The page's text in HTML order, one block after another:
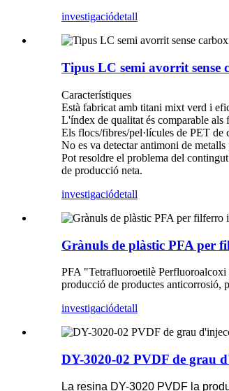
investigaciódetall
Tipus LC semi avorrit
Característiques
Està fabricat amb titani mixt verd i
L'índex de qualitat és comparable
Els flocs/fibres/pel·lícules de PET
No es va detectar antimoni de
Pot resoldre el problema del
de producció neta.
investigaciódetall
Grànuls de plàstic PFA per
PFA "Tetrafluoroetilè Perfluoroalcoxi
producció de productes anticorrosió,
investigaciódetall
DY-3020-02 PVDF de grau
La resina DY-3020 PVDF la